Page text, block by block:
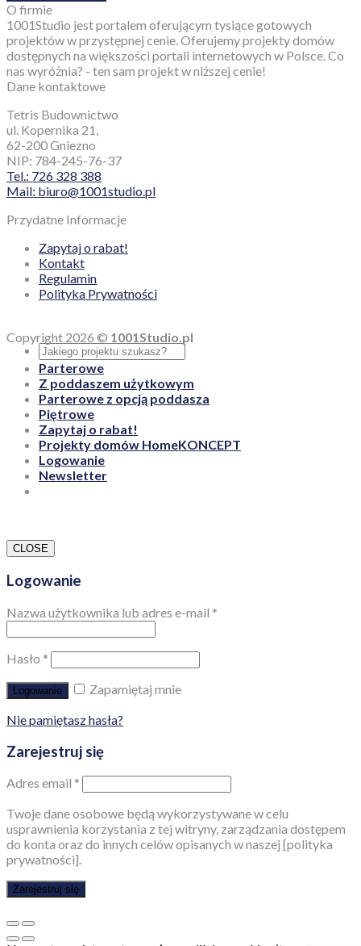
O firmie
1001Studio jest portalem oferującym tysiące gotowych
projektów w przystępnej cenie. Oferujemy projekty domów
dostępnych na większości portali internetowych w Polsce. Co
nas wyróżnia? - ten sam projekt w niższej cenie!
Dane kontaktowe
Tetris Budownictwo
ul. Kopernika 21,
62-200 Gniezno
NIP: 784-245-76-37
Tel.: 726 328 388
Mail: biuro@1001studio.pl
Przydatne Informacje
Zapytaj o rabat!
Kontakt
Regulamin
Polityka Prywatności
Copyright 2026 © 1001Studio.pl
Parterowe
Z poddaszem użytkowym
Parterowe z opcją poddasza
Piętrowe
Zapytaj o rabat!
Projekty domów HomeKONCEPT
Logowanie
Newsletter
CLOSE
Logowanie
Nazwa użytkownika lub adres e-mail *
Hasło *
Logowanie
Zapamiętaj mnie
Nie pamiętasz hasła?
Zarejestruj się
Adres email *
Twoje dane osobowe będą wykorzystywane w celu
usprawnienia korzystania z tej witryny, zarządzania dostępem
do konta oraz do innych celów opisanych w naszej [polityka
prywatności].
Zarejestruj się